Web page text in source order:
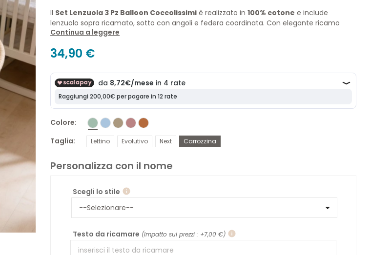
Il Set Lenzuola 3 Pz Balloon Coccolissimi è realizzato in 100% cotone e include
lenzuolo sopra ricamato, sotto con angoli e federa coordinata. Con elegante ricamo
mongolfiera, è disponibile in 4 taglie e 5 colori, è pensato per accompagnare con stile
Continua a leggere
34,90 €
Colore
Taglia
Lettino Evolutivo Next Carrozzina
Personalizza con il nome
Scegli lo stile info
Testo da ricamare (Impatto sui prezzi : +7,00 €) info